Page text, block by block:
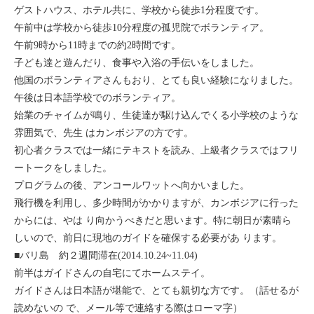
ゲストハウス、ホテル共に、学校から徒歩1分程度です。
午前中は学校から徒歩10分程度の孤児院でボランティア。
午前9時から11時までの約2時間です。
子ども達と遊んだり、食事や入浴の手伝いをしました。
他国のボランティアさんもおり、とても良い経験になりました。
午後は日本語学校でのボランティア。
始業のチャイムが鳴り、生徒達が駆け込んでくる小学校のような
雰囲気で、先生 はカンボジアの方です。
初心者クラスでは一緒にテキストを読み、上級者クラスではフリ
ートークをしました。
プログラムの後、アンコールワットへ向かいました。
飛行機を利用し、多少時間がかかりますが、カンボジアに行った
からには、やは り向かうべきだと思います。特に朝日が素晴ら
しいので、前日に現地のガイドを確保する必要があ ります。
■バリ島 約２週間滞在(2014.10.24~11.04)
前半はガイドさんの自宅にてホームステイ。
ガイドさんは日本語が堪能で、とても親切な方です。（話せるが
読めないの で、メール等で連絡する際はローマ字）